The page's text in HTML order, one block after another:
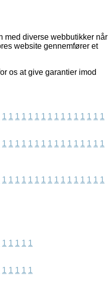
med diverse webbutikker når
website gennemfører et
os at give garantier imod
1 1 1 1 1 1 1 1 1 1 1 1 1 1 1 1
1 1 1 1 1 1 1 1 1 1 1 1 1 1 1 1
1 1 1 1 1 1 1 1 1 1 1 1 1 1 1 1
1 1 1 1 1
1 1 1 1 1